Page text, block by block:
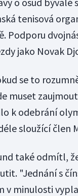
tenisová
Podporu
jako Novak
se to
muset
k odebrání
sloužící člen
také odmítl,
"Jednání s
v minulosti